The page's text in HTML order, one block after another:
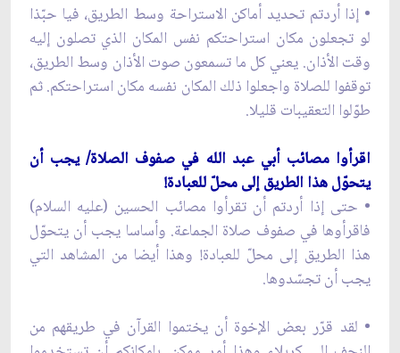
• إذا أردتم تحديد أماكن الاستراحة وسط الطريق، فيا حبّذا
لو تجعلون مكان استراحتكم نفس المكان الذي تصلون إليه
وقت الأذان. يعني كل ما تسمعون صوت الأذان وسط الطريق،
توقفوا للصلاة واجعلوا ذلك المكان نفسه مكان استراحتكم. ثم
طوّلوا التعقيبات قليلا.
اقرأوا مصائب أبي عبد الله في صفوف الصلاة/ يجب أن
يتحوّل هذا الطريق إلى محلّ للعبادة!
• حتى إذا أردتم أن تقرأوا مصائب الحسين (عليه السلام)
فاقرأوها في صفوف صلاة الجماعة. وأساسا يجب أن يتحوّل
هذا الطريق إلى محلّ للعبادة! وهذا أيضا من المشاهد التي
يجب أن تجسّدوها.
• لقد قرّر بعض الإخوة أن يختموا القرآن في طريقهم من